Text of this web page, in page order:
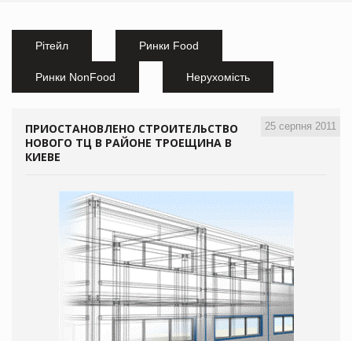
Рітейл Ринки Food
Ринки NonFood Нерухомість
25 серпня 2011
ПРИОСТАНОВЛЕНО СТРОИТЕЛЬСТВО
НОВОГО ТЦ В РАЙОНЕ ТРОЕЩИНА В
КИЕВЕ